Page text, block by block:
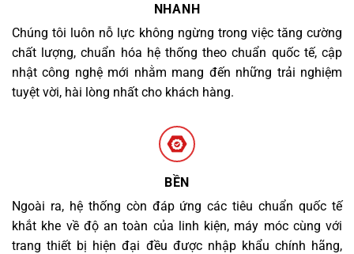
NHANH
Chúng tôi luôn nỗ lực không ngừng trong việc tăng cường
chất lượng, chuẩn hóa hệ thống theo chuẩn quốc tế, cập
nhật công nghệ mới nhằm mang đến những trải nghiệm
tuyệt vời, hài lòng nhất cho khách hàng.
BỀN
Ngoài ra, hệ thống còn đáp ứng các tiêu chuẩn quốc tế
khắt khe về độ an toàn của linh kiện, máy móc cùng với
trang thiết bị hiện đại đều được nhập khẩu chính hãng,